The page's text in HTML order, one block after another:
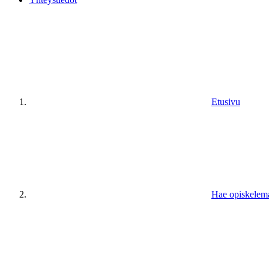
Etusivu
Hae